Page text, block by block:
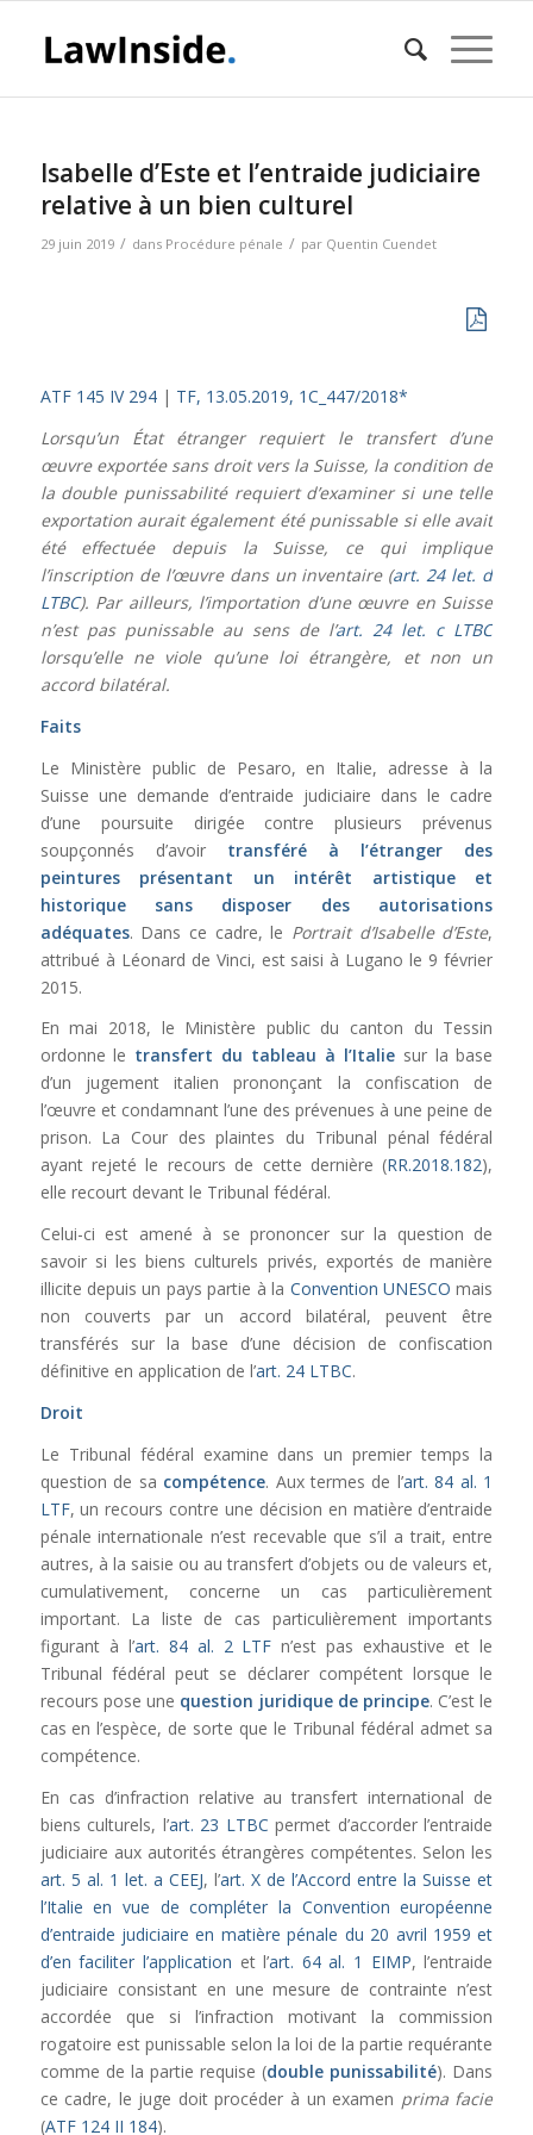
Isabelle d’Este et l’entraide judiciaire
relative à un bien culturel
29 juin 2019 / dans Procédure pénale / par Quentin Cuendet
ATF 145 IV 294| TF, 13.05.2019, 1C_447/2018*
Lorsqu’un État étranger requiert le transfert d’une
œuvre exportée sans droit vers la Suisse, la condition de
la double punissabilité requiert d’examiner si une telle
exportation aurait également été punissable si elle avait
été effectuée depuis la Suisse, ce qui implique
l’inscription de l’œuvre dans un inventaire (art. 24 let. d
LTBC). Par ailleurs, l’importation d’une œuvre en Suisse
n’est pas punissable au sens de l’art. 24 let. c LTBC
lorsqu’elle ne viole qu’une loi étrangère, et non un
accord bilatéral.
Faits
Le Ministère public de Pesaro, en Italie, adresse à la
Suisse une demande d’entraide judiciaire dans le cadre
d’une poursuite dirigée contre plusieurs prévenus
soupçonnés d’avoir transféré à l’étranger des
peintures présentant un intérêt artistique et
historique sans disposer des autorisations
adéquates. Dans ce cadre, le Portrait d’Isabelle d’Este,
attribué à Léonard de Vinci, est saisi à Lugano le 9 février
2015.
En mai 2018, le Ministère public du canton du Tessin
ordonne le transfert du tableau à l’Italiesur la base
d’un jugement italien prononçant la confiscation de
l’œuvre et condamnant l’une des prévenues à une peine de
prison. La Cour des plaintes du Tribunal pénal fédéral
ayant rejeté le recours de cette dernière (RR.2018.182),
elle recourt devant le Tribunal fédéral.
Celui-ci est amené à se prononcer sur la question de
savoir si les biens culturels privés, exportés de manière
illicite depuis un pays partie à la Convention UNESCO mais
non couverts par un accord bilatéral, peuvent être
transférés sur la base d’une décision de confiscation
définitive en application de l’art. 24 LTBC.
Droit
Le Tribunal fédéral examine dans un premier temps la
question de sa compétence. Aux termes de l’art. 84 al. 1
LTF, un recours contre une décision en matière d’entraide
pénale internationale n’est recevable que s’il a trait, entre
autres, à la saisie ou au transfert d’objets ou de valeurs et,
cumulativement, concerne un cas particulièrement
important. La liste de cas particulièrement importants
figurant à l’art. 84 al. 2 LTF n’est pas exhaustive et le
Tribunal fédéral peut se déclarer compétent lorsque le
recours pose une question juridique de principe. C’est le
cas en l’espèce, de sorte que le Tribunal fédéral admet sa
compétence.
En cas d’infraction relative au transfert international de
biens culturels, l’art. 23 LTBC permet d’accorder l’entraide
judiciaire aux autorités étrangères compétentes. Selon les
art. 5 al. 1 let. a CEEJ, l’art. X de l’Accord entre la Suisse et
l’Italie en vue de compléter la Convention européenne
d’entraide judiciaire en matière pénale du 20 avril 1959 et
d’en faciliter l’application et l’art. 64 al. 1 EIMP, l’entraide
judiciaire consistant en une mesure de contrainte n’est
accordée que si l’infraction motivant la commission
rogatoire est punissable selon la loi de la partie requérante
comme de la partie requise (double punissabilité). Dans
ce cadre, le juge doit procéder à un examen prima facie
(ATF 124 II 184).